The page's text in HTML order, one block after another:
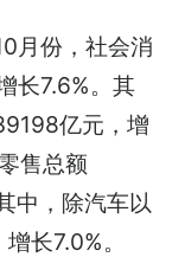
月份，社会消
长7.6%。其
亿元，增
售总额
中，除汽车以
长7.0%。